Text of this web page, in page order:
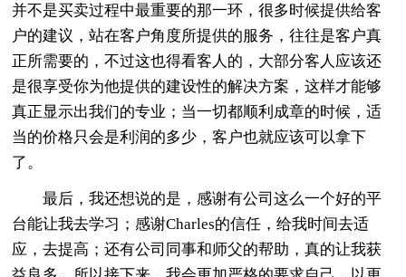
并不是买卖过程中最重要的那一环，很多时候提供给客
户的建议，站在客户角度所提供的服务，往往是客户真
正所需要的，不过这也得看客人的，大部分客人应该还
是很享受你为他提供的建设性的解决方案，这样才能够
真正显示出我们的专业；当一切都顺利成章的时候，适
当的价格只会是利润的多少，客户也就应该可以拿下
了。
最后，我还想说的是，感谢有公司这么一个好的平
台能让我去学习；感谢Charles的信任，给我时间去适
应，去提高；还有公司同事和师父的帮助，真的让我获